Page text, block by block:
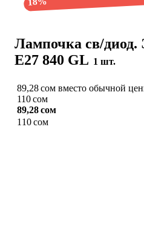
Лампочка св/диод.
E27 840 GL 1 шт.
89,28 сом вместо обычной
110 сом
89,28 сом
110 сом